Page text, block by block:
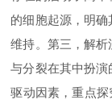
的细胞起源，明
维持。第三，解
与分裂在其中扮
驱动因素，重点